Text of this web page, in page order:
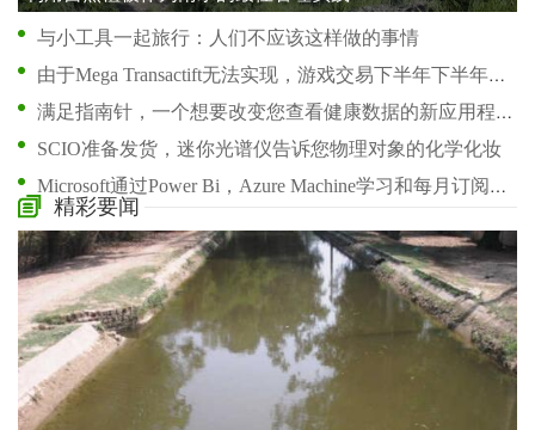
与小工具一起旅行：人们不应该这样做的事情
由于Mega Transactift无法实现，游戏交易下半年下半年跌至89％
满足指南针，一个想要改变您查看健康数据的新应用程序
SCIO准备发货，迷你光谱仪告诉您物理对象的化学化妆
Microsoft通过Power Bi，Azure Machine学习和每月订阅推出Cortana Analytics Suite
亚马逊网络服务：这一代的柏林墙拆毁了通货紧缩事件
Apple Music Streaming Service使用iOS 8.4启动
按需交付启动后期后期后期超过400米，速度80米提高
Star Citizen Maker Cloud Imperium Games在德国建立了一个新的工作室
Forrester有一个关于社会情报的4个神话
精彩要闻